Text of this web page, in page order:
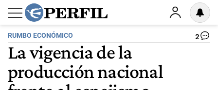
RUMBO ECONÓMICO 2
La vigencia de la
producción nacional